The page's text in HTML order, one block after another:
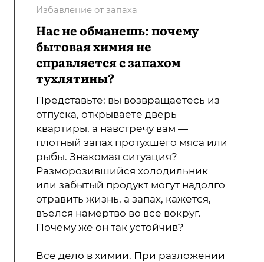
Избавление от запаха
Нас не обманешь: почему
бытовая химия не
справляется с запахом
тухлятины?
Представьте: вы возвращаетесь из
отпуска, открываете дверь
квартиры, а навстречу вам —
плотный запах протухшего мяса или
рыбы. Знакомая ситуация?
Разморозившийся холодильник
или забытый продукт могут надолго
отравить жизнь, а запах, кажется,
въелся намертво во все вокруг.
Почему же он так устойчив?
Все дело в химии. При разложении